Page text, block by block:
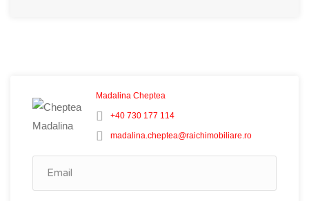
Madalina Cheptea
+40 730 177 114
madalina.cheptea@raichimobiliare.ro